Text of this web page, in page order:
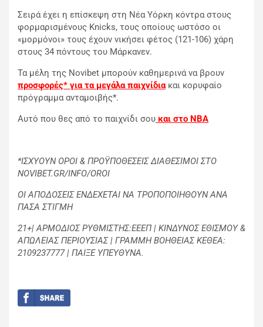
Σειρά έχει η επίσκεψη στη Νέα Υόρκη κόντρα στους
φορμαρισμένους Knicks, τους οποίους ωστόσο οι
«μορμόνοι» τους έχουν νικήσει φέτος (121-106) χάρη
στους 34 πόντους του Μάρκανεν.
Τα μέλη της Novibet μπορούν καθημερινά να βρουν
προσφορές* για τα μεγάλα παιχνίδιακαι κορυφαίο
πρόγραμμα ανταμοιβής*.
Αυτό που θες από το παιχνίδι σου και στο ΝΒΑ
*ΙΣΧΥΟΥΝ ΟΡΟΙ & ΠΡΟΫΠΟΘΕΣΕΙΣ ΔΙΑΘΕΣΙΜΟΙ ΣΤΟ
NOVIBET.GR/INFO/OROI
ΟΙ ΑΠΟΔΟΣΕΙΣ ΕΝΔΕΧΕΤΑΙ ΝΑ ΤΡΟΠΟΠΟΙΗΘΟΥΝ ΑΝΑ
ΠΑΣΑ ΣΤΙΓΜΗ
21+| ΑΡΜΟΔΙΟΣ ΡΥΘΜΙΣΤΗΣ:ΕΕΕΠ | ΚΙΝΔΥΝΟΣ ΕΘΙΣΜΟΥ &
ΑΠΩΛΕΙΑΣ ΠΕΡΙΟΥΣΙΑΣ | ΓΡΑΜΜΗ ΒΟΗΘΕΙΑΣ ΚΕΘΕΑ:
2109237777 | ΠΑΙΞΕ ΥΠΕΥΘΥΝΑ.